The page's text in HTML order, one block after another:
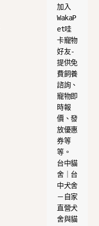
加入
WakaP
et哇
卡寵物
好友-
提供免
費飼養
諮詢、
寵物即
時報
價、發
放優惠
券等
等。
台中貓
舍｜台
中犬舍
－自家
直營犬
舍與貓